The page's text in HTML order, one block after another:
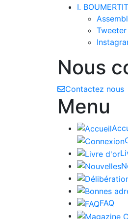
I.
Nous
Contactez nous
Menu
FAQ